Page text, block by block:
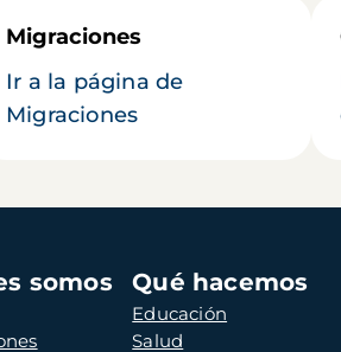
Migraciones
Ir a la página de
Migraciones
somos Qué hacemos
Educación
Salud